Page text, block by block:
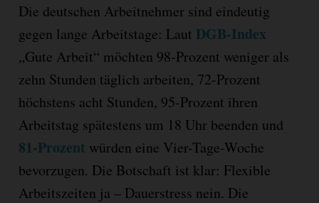
Die deutschen Arbeitnehmer sind eindeutig
gegen lange Arbeitstage: Laut DGB-Index
„Gute Arbeit“ möchten 98-Prozent weniger als
zehn Stunden täglich arbeiten, 72-Prozent
höchstens acht Stunden, 95-Prozent ihren
Arbeitstag spätestens um 18 Uhr beenden und
81-Prozent würden eine Vier-Tage-Woche
bevorzugen. Die Botschaft ist klar: Flexible
Arbeitszeiten ja – Dauerstress nein. Die